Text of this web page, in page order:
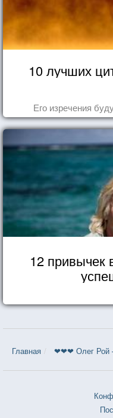
10 лучших
Его изречения
12 привычек
Главная ❤❤❤ Олег Рой